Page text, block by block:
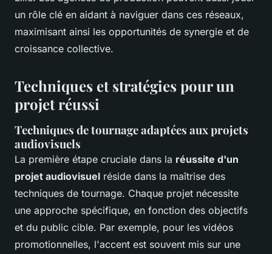
un rôle clé en aidant à naviguer dans ces réseaux,
maximisant ainsi les opportunités de synergie et de
croissance collective.
Techniques et stratégies pour un
projet réussi
Techniques de tournage adaptées aux projets
audiovisuels
La première étape cruciale dans la réussite d'un
projet audiovisuel réside dans la maîtrise des
techniques de tournage. Chaque projet nécessite
une approche spécifique, en fonction des objectifs
et du public cible. Par exemple, pour les vidéos
promotionnelles, l'accent est souvent mis sur une